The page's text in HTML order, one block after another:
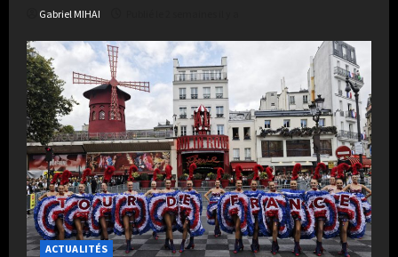
Gabriel MIHAI
ACTUALITÉS